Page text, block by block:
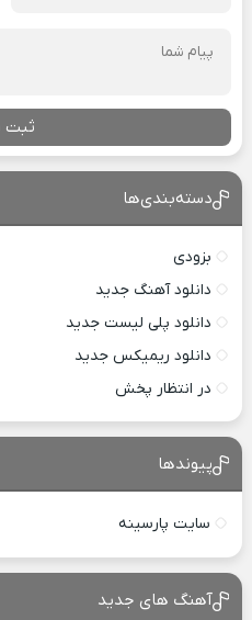
ثبت
دسته‌بندی‌ها
بزودی
دانلود آهنگ جدید
دانلود پلی لیست جدید
دانلود ریمیکس جدید
در انتظار پخش
پیوندها
سایت پارسینه
آهنگ های جدید